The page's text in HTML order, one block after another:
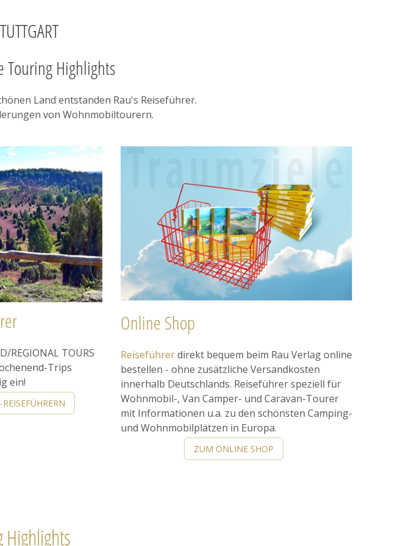
Touring Highlights
Land entstanden Rau's Reiseführer.
von Wohnmobiltourern.
REGIONAL TOURS
Trips
ein!
Online Shop
Reiseführerdirekt bequem beim Rau Verlag online
bestellen - ohne zusätzliche Versandkosten
innerhalb Deutschlands. Reiseführer speziell für
Wohnmobil-, Van Camper- und Caravan-Tourer
mit Informationen u.a. zu den schönsten Camping-
und Wohnmobilplätzen in Europa.
ZUM ONLINE SHOP